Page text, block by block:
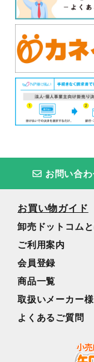
お問い合
お買い物ガイド
卸売ドットコム
ご利用案内
会員登録
商品一覧
取扱いメーカー様
よくあるご質問